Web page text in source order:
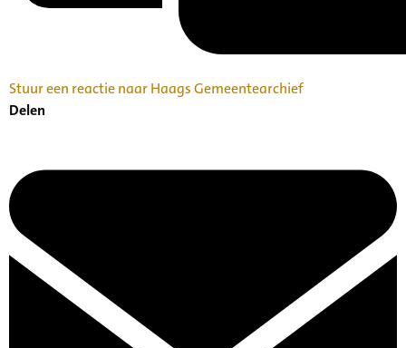
Stuur een reactie naar Haags Gemeentearchief
Delen